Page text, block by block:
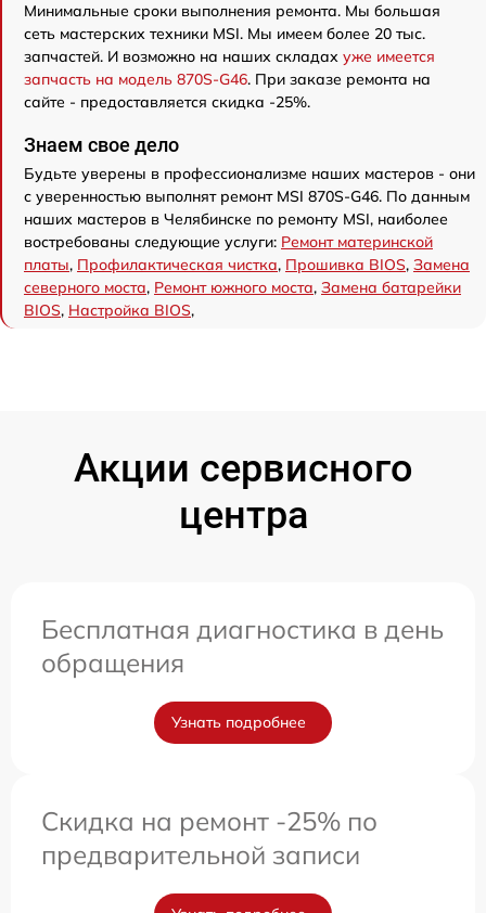
Минимальные сроки выполнения ремонта. Мы большая
сеть мастерских техники MSI. Мы имеем более 20 тыс.
запчастей. И возможно на наших складах уже имеется
запчасть на модель 870S-G46. При заказе ремонта на
сайте - предоставляется скидка -25%.
Знаем свое дело
Будьте уверены в профессионализме наших мастеров - они
с уверенностью выполнят ремонт MSI 870S-G46. По данным
наших мастеров в Челябинске по ремонту MSI, наиболее
востребованы следующие услуги: Ремонт материнской
платы, Профилактическая чистка, Прошивка BIOS, Замена
северного моста, Ремонт южного моста, Замена батарейки
BIOS, Настройка BIOS,
Акции сервисного
центра
Бесплатная диагностика в день
обращения
Узнать подробнее
Скидка на ремонт -25% по
предварительной записи